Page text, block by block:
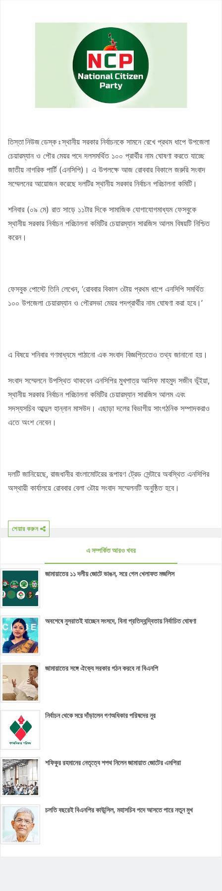
শাপলা চত্বর ‘গণহত্যা’ মামলায় লতিফ সিদ্দিকী গ্রেপ্তার
এমপিওভুক্ত শিক্ষকদের স্থানীয় নির্বাচনে প্রার্থীসহ ইসির কাছে জামায়াতের ৩
ইউএনওকে সংবর্ধনা দিলেন জামায়াত এমপি, কুষ্টিয়ায় আলোচনা-সমালোচনা
আগামী ১০ বছরের মধ্যে সরকার গঠন করতে চায় এনসিপি: নাহিদ ইসলাম
সাকিব আল হাসানের বাড়িতে আগুন, পেট্রলবোমা বিস্ফোরণ
তিস্তা নিউজ ডেস্ক ঃস্থানীয় সরকার নির্বাচনকে সামনে রেখে প্রথম ধাপে উপজেলা
চেয়ারম্যান ও পৌর মেয়র পদে দলসমর্থিত ১০০ প্রার্থীর নাম ঘোষণা করতে যাচ্ছে
জাতীয় নাগরিক পার্টি (এনসিপি)। এ উপলক্ষে আজ রোববার বিকালে জরুরি সংবাদ
সম্মেলনের আয়োজন করেছে দলটির স্থানীয় সরকার নির্বাচন পরিচালনা কমিটি।
শনিবার (০৯ মে) রাত সাড়ে ১১টার দিকে সামাজিক যোগাযোগমাধ্যম ফেসবুকে
স্থানীয় সরকার নির্বাচন পরিচালনা কমিটির চেয়ারম্যান সারজিস আলম বিষয়টি নিশ্চিত
করেন।
ফেসবুক পোস্টে তিনি লেখেন, ‘রোববার বিকাল ৩টায় প্রথম ধাপে এনসিপি সমর্থিত
১০০ উপজেলা চেয়ারম্যান ও পৌরসভা মেয়র পদপ্রার্থীর নাম ঘোষণা করা হবে।’
এ বিষয়ে শনিবার গণমাধ্যমে পাঠানো এক সংবাদ বিজ্ঞপ্তিতেও তথ্য জানানো হয়।
সংবাদ সম্মেলনে উপস্থিত থাকবেন এনসিপির মুখপাত্র আসিফ মাহমুদ সজীব ভূঁইয়া,
স্থানীয় সরকার নির্বাচন পরিচালনা কমিটির চেয়ারম্যান সারজিস আলম এবং
সদস্যসচিব আব্দুল হান্নান মাসউদ। এছাড়া দলের বিভাগীয় সাংগঠনিক সম্পাদকরাও
এতে অংশ নেবেন।
দলটি জানিয়েছে, রাজধানীর বাংলামোটরের রূপায়ণ ট্রেড সেন্টারে অবস্থিত এনসিপির
অস্থায়ী কার্যালয়ে রোববার বেলা ৩টায় সংবাদ সম্মেলনটি অনুষ্ঠিত হবে।
শেয়ার করুন
এ সম্পর্কিত আরও খবর
জামায়াতের ১১ দলীয় জোটে ভাঙন, সরে গেল খেলাফত মজলিস
অবশেষে নুসরাতই যাচ্ছেন সংসদে, বিনা প্রতিদ্বন্দ্বিতায় নির্বাচিত ঘোষণা
জামায়াতের সঙ্গে ঐক্যে সরকার গঠন করবে না বিএনপি
নির্বাচন থেকে সরে দাঁড়ালেন গণঅধিকার পরিষদের নুর
শফিকুর রহমানের নেতৃত্বে শপথ নিলেন জামায়াত জোটের এমপিরা
চলতি বছরেই বিএনপির কাউন্সিল, মহাসচিব পদে আসতে পারে নতুন মুখ